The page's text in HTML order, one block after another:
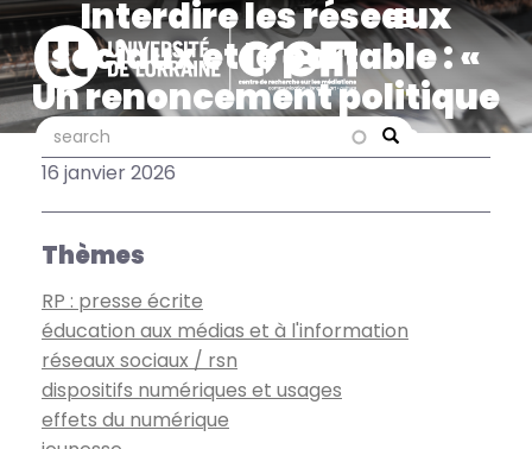
Aller
au
contenu
principal
Search
search search
Interdire les réseaux
sociaux et le portable : «
Un renoncement politique
et une démission
éducative », Anne Cordier
dans Mediapart
16 janvier 2026
Thèmes
RP : presse écrite
éducation aux médias et à l'information
réseaux sociaux / rsn
dispositifs numériques et usages
effets du numérique